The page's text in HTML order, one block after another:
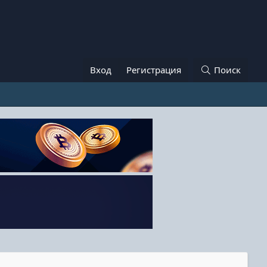
Вход Регистрация Поиск